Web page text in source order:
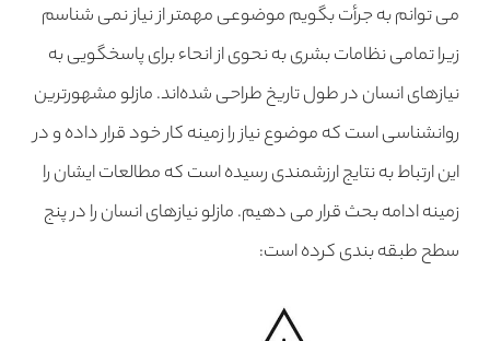
می توانم به جرأت بگویم موضوعی مهمتر از نیاز نمی شناسم
زیرا تمامی نظامات بشری به نحوی از انحاء برای پاسخگویی به
نیازهای انسان در طول تاریخ طراحی شده‌اند. مازلو مشهورترین
روانشناسی است که موضوع نیاز را زمینه کار خود قرار داده و در
این ارتباط به نتایج ارزشمندی رسیده است که مطالعات ایشان را
زمینه ادامه بحث قرار می دهیم. مازلو نیازهای انسان را در پنج
سطح طبقه بندی کرده است: